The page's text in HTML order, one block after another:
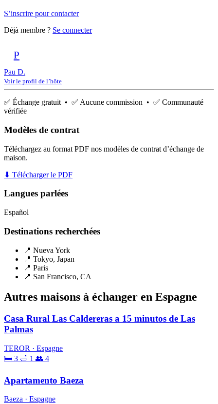
S’inscrire pour contacter
Déjà membre ? Se connecter
P
Pau D.
Voir le profil de l’hôte
✅ Échange gratuit • ✅ Aucune commission • ✅ Communauté
vérifiée
Modèles de contrat
Téléchargez au format PDF nos modèles de contrat d’échange de
maison.
⬇ Télécharger le PDF
Langues parlées
Español
Destinations recherchées
📍 Nueva York
📍 Tokyo, Japan
📍 Paris
📍 San Francisco, CA
Autres maisons à échanger en Espagne
Casa Rural Las Caldereras a 15 minutos de Las
Palmas
TEROR · Espagne
🛏 3 🛁 1 👥 4
Apartamento Baeza
Baeza · Espagne